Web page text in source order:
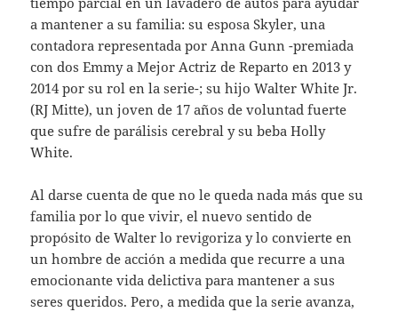
a mantener a su familia: su esposa Skyler, una
contadora representada por Anna Gunn -premiada
con dos Emmy a Mejor Actriz de Reparto en 2013 y
2014 por su rol en la serie-; su hijo Walter White Jr.
(RJ Mitte), un joven de 17 años de voluntad fuerte
que sufre de parálisis cerebral y su beba Holly
White.
Al darse cuenta de que no le queda nada más que su
familia por lo que vivir, el nuevo sentido de
propósito de Walter lo revigoriza y lo convierte en
un hombre de acción a medida que recurre a una
emocionante vida delictiva para mantener a sus
seres queridos. Pero, a medida que la serie avanza,